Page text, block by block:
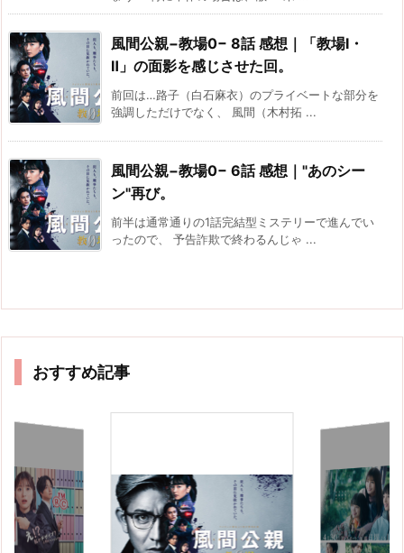
風間公親−教場0− 8話 感想｜「教場Ⅰ・
Ⅱ」の面影を感じさせた回。
前回は…路子（白石麻衣）のプライベートな部分を
強調しただけでなく、 風間（木村拓 ...
風間公親−教場0− 6話 感想｜"あのシー
ン"再び。
前半は通常通りの1話完結型ミステリーで進んでい
ったので、 予告詐欺で終わるんじゃ ...
おすすめ記事